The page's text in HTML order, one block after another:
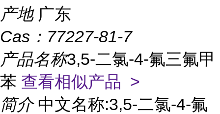
产地 广东
Cas： 77227-81-7
产品名称3,5-二氯-4-氟三氟甲
苯 查看相似产品 >
简介 中文名称:3,5-二氯-4-氟